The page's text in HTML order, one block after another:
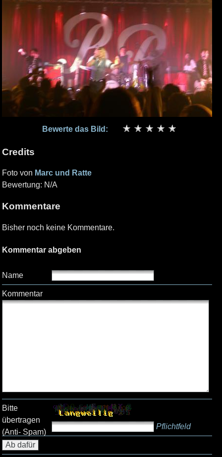
Bewerte das Bild:
Credits
Foto von Marc und Ratte
Bewertung: N/A
Kommentare
Bisher noch keine Kommentare.
Kommentar abgeben
Name
Kommentar
Bitte
übertragen
(Anti- Spam)
Pflichtfeld